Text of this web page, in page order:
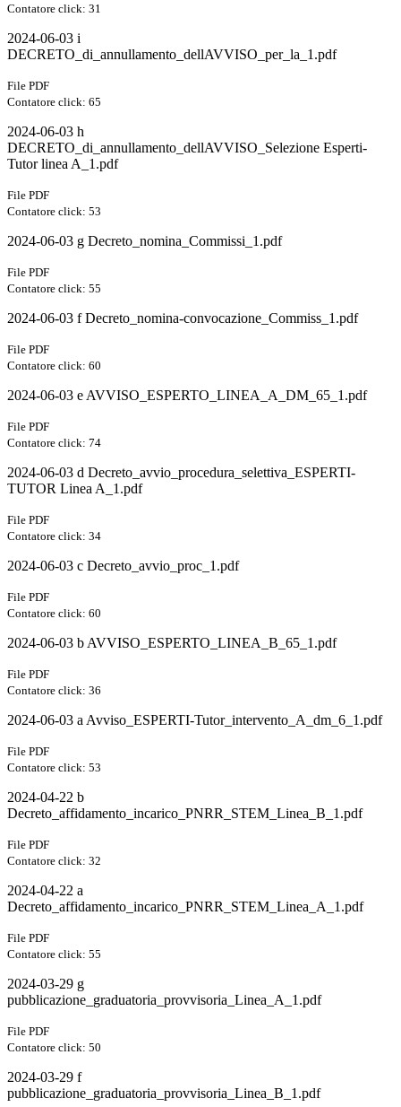
Contatore click: 31
2024-06-03 i
DECRETO_di_annullamento_dellAVVISO_per_la_1.pdf
File PDF
Contatore click: 65
2024-06-03 h
DECRETO_di_annullamento_dellAVVISO_Selezione Esperti-
Tutor linea A_1.pdf
File PDF
Contatore click: 53
2024-06-03 g Decreto_nomina_Commissi_1.pdf
File PDF
Contatore click: 55
2024-06-03 f Decreto_nomina-convocazione_Commiss_1.pdf
File PDF
Contatore click: 60
2024-06-03 e AVVISO_ESPERTO_LINEA_A_DM_65_1.pdf
File PDF
Contatore click: 74
2024-06-03 d Decreto_avvio_procedura_selettiva_ESPERTI-
TUTOR Linea A_1.pdf
File PDF
Contatore click: 34
2024-06-03 c Decreto_avvio_proc_1.pdf
File PDF
Contatore click: 60
2024-06-03 b AVVISO_ESPERTO_LINEA_B_65_1.pdf
File PDF
Contatore click: 36
2024-06-03 a Avviso_ESPERTI-Tutor_intervento_A_dm_6_1.pdf
File PDF
Contatore click: 53
2024-04-22 b
Decreto_affidamento_incarico_PNRR_STEM_Linea_B_1.pdf
File PDF
Contatore click: 32
2024-04-22 a
Decreto_affidamento_incarico_PNRR_STEM_Linea_A_1.pdf
File PDF
Contatore click: 55
2024-03-29 g
pubblicazione_graduatoria_provvisoria_Linea_A_1.pdf
File PDF
Contatore click: 50
2024-03-29 f
pubblicazione_graduatoria_provvisoria_Linea_B_1.pdf